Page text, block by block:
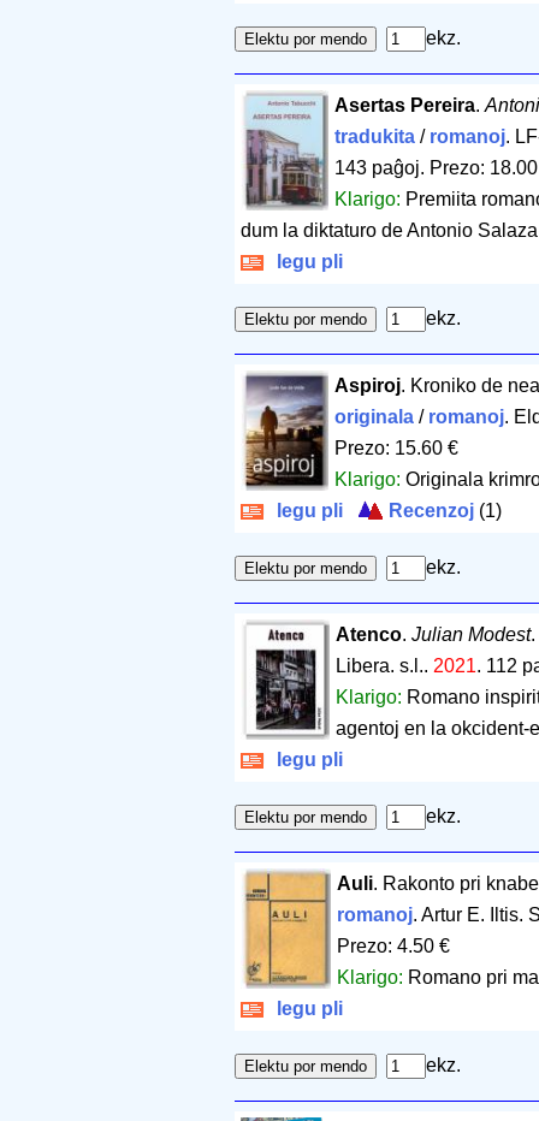
ekz.
Asertas Pereira.
tradukita/ romanoj.
143 paĝoj. Prezo:
Klarigo: Premiita
dum la diktaturo de Antonio
legu pli
ekz.
Aspiroj. Kroniko de
originala/ romanoj.
Prezo: 15.60 €
Klarigo: Originala
legu pli
Recenzoj (1)
ekz.
Atenco. Julian Modest.
Libera. s.l.. 2021. 112
Klarigo: Romano
agentoj en la okcident-
legu pli
ekz.
Auli. Rakonto pri
romanoj. Artur E. Iltis.
Prezo: 4.50 €
Klarigo: Romano pri
legu pli
ekz.